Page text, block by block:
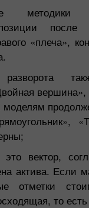
методики
после
«плеча»,
моделям
вектор,
актива. Если
отметки
то